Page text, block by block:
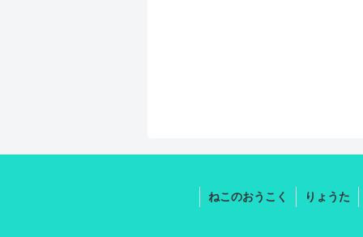
ねこのおうこく りょうた